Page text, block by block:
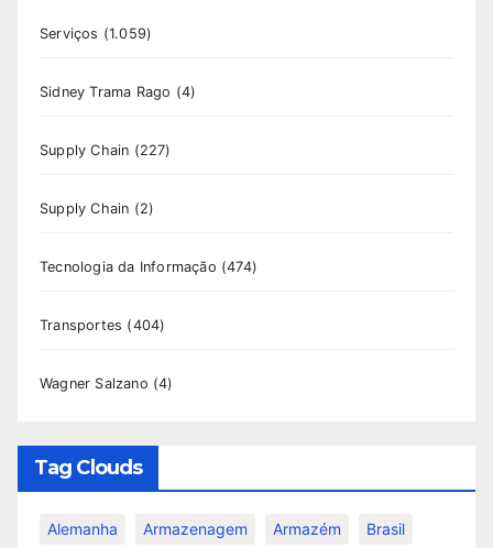
Serviços (1.059)
Sidney Trama Rago (4)
Supply Chain (227)
Supply Chain (2)
Tecnologia da Informação (474)
Transportes (404)
Wagner Salzano (4)
Tag Clouds
Alemanha Armazenagem Armazém Brasil